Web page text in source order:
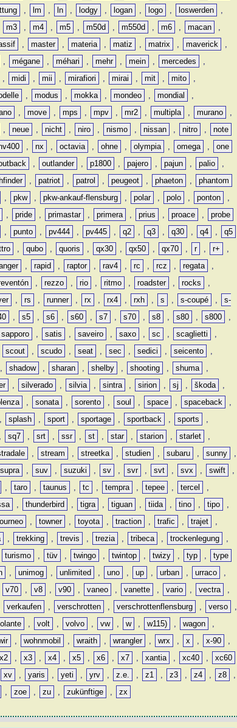
, lm , ln , lodgy , logan , logo , loswerden
,
m3 , m4 , m5 , m50d , m550d , m6 , macan
,
, master , materia , matiz , matrix , maverick
,
, mégane , méhari , mehr , mein , mercedes
,
, midi , mii , mirafiori , mirai , mit , mito
,
, modus , mokka , mondeo , mondial
,
, move , mps , mpv , mr2 , multipla , murano
,
, neue , nicht , niro , nismo , nissan , nitro ,
note
, nx , octavia , ohne , olympia , omega ,
one
, outlander , p1800 , pajero , pajun , palio
,
, patriot , patrol , peugeot , phaeton ,
phantom
, pkw , pkw-ankauf-flensburg , polar , polo , ponton
,
, pride , primastar , primera , prius , proace ,
probe
, punto , pv444 , pv445 , q2 , q3 , q30 , q4 ,
q5
, qubo , quoris , qx30 , qx50 , qx70 , r , r+
,
, rapid , raptor , rav4 , rc , rcz , regata
,
, rezzo , rio , ritmo , roadster , rocks
,
, rs , runner , rx , rx4 , rxh , s , s-coupé ,
s-
, s5 , s6 , s60 , s7 , s70 , s8 , s80 , s800
,
sapporo , satis , saveiro , saxo , sc , scaglietti
,
scout , scudo , seat , sec , sedici , seicento
,
, shadow , sharan , shelby , shooting , shuma
,
, silverado , silvia , sintra , sirion , sj , škoda
,
, sonata , sorento , soul , space , spaceback
,
, splash , sport , sportage , sportback , sports
,
, sq7 , srt , ssr , st , star , starion , starlet
,
, stream , streetka , studien , subaru , sunny
,
supra , suv , suzuki , sv , svr , svt , svx , swift
,
, taro , taunus , tc , tempra , tepee , tercel
,
, thunderbird , tigra , tiguan , tiida , tino , tipo
,
, towner , toyota , traction , trafic , trajet
,
, trekking , trevis , trezia , tribeca , trockenlegung
,
turismo , tüv , twingo , twintop , twizy , typ ,
type
, unimog , unlimited , uno , up , urban , urraco
,
v70 , v8 , v90 , vaneo , vanette , vario , vectra
,
verkaufen , verschrotten , verschrottenflensburg , verso
,
, volt , volvo , vw , w , w115) , wagon
,
, wohnmobil , wraith , wrangler , wrx , x , x-90
,
x2 , x3 , x4 , x5 , x6 , x7 , xantia , xc40 ,
xc60
xv , yaris , yeti , yrv , z.e. , z1 , z3 , z4 , z8
,
, zoe , zu , zukünftige , zx